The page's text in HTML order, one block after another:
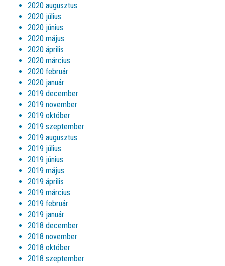
2020 augusztus
2020 július
2020 június
2020 május
2020 április
2020 március
2020 február
2020 január
2019 december
2019 november
2019 október
2019 szeptember
2019 augusztus
2019 július
2019 június
2019 május
2019 április
2019 március
2019 február
2019 január
2018 december
2018 november
2018 október
2018 szeptember